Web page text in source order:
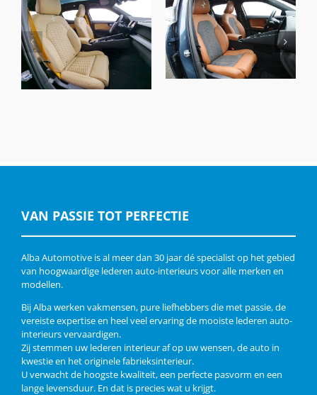
Polestar 2, Alba
NAPPA eco-
leather®Samt Beige
Polestar 2, Alba
NAPPA eco-
leather®Cognac met
Antraciet Suède
VAN PASSIE TOT PERFECTIE
Alba Automotive is al meer dan 30 jaar dé specialist op het gebied
van hoogwaardige lederen auto-interieurs voor alle merken en
modellen.
Bij Alba werken vakmensen, pure liefhebbers die met passie, de
vereiste expertise en heel veel ervaring de mooiste lederen auto-
interieurs vervaardigen.
Zij stemmen uw lederen interieur af op uw wensen, de auto in
kwestie en het originele fabrieksinterieur.
U verwacht de hoogste kwaliteit, een perfecte pasvorm en een
lange levensduur. En dat is precies wat u krijgt.